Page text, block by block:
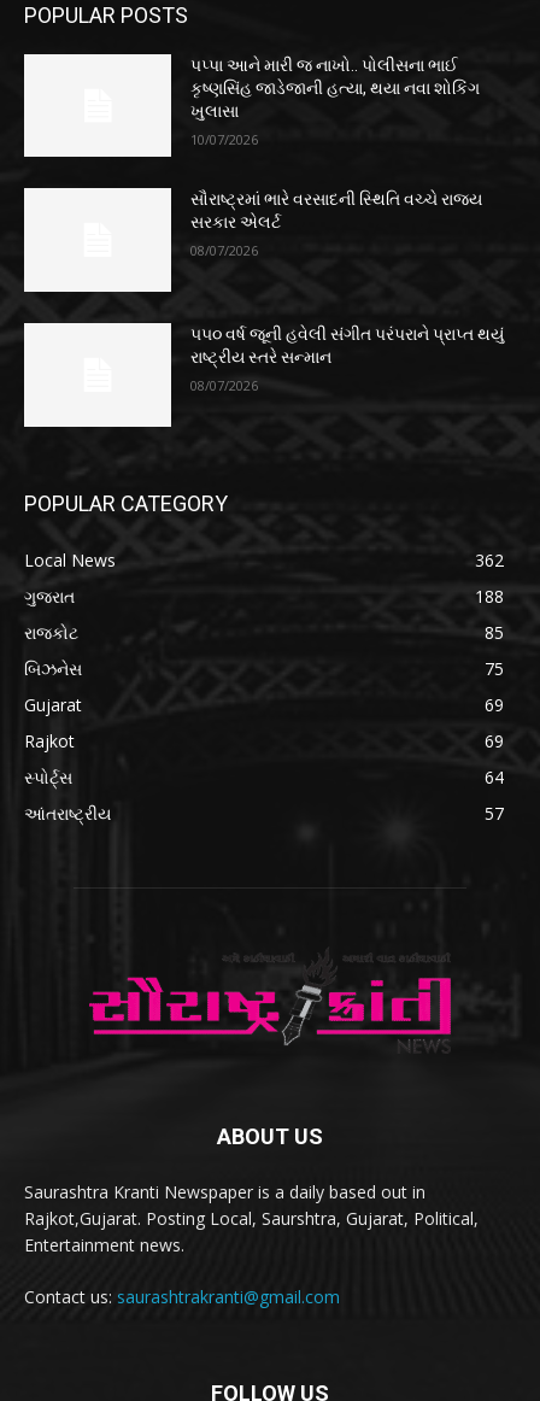
POPULAR POSTS
પપ્પા આને મારી જ નાખો.. પોલીસના ભાઈ
કૃષ્ણસિંહ જાડેજાની હત્યા, થયા નવા શોકિંગ
ખુલાસા
10/07/2026
સૌરાષ્ટ્રમાં ભારે વરસાદની સ્થિતિ વચ્ચે રાજ્ય
સરકાર એલર્ટ
08/07/2026
૫૫૦ વર્ષ જૂની હવેલી સંગીત પરંપરાને પ્રાપ્ત થયું
રાષ્ટ્રીય સ્તરે સન્માન
08/07/2026
POPULAR CATEGORY
Local News
362
ગુજરાત
188
રાજકોટ
85
બિઝનેસ
75
Gujarat
69
Rajkot
69
સ્પોર્ટ્સ
64
આંતરાષ્ટ્રીય
57
ABOUT US
Saurashtra Kranti Newspaper is a daily based out in
Rajkot,Gujarat. Posting Local, Saurshtra, Gujarat, Political,
Entertainment news.
Contact us: saurashtrakranti@gmail.com
FOLLOW US